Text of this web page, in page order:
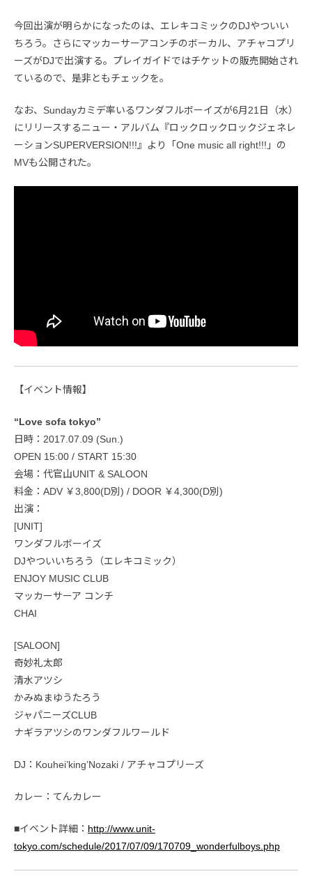
今回出演が明らかになったのは、エレキコミックのDJやついい
ちろう。さらにマッカーサーアコンチのボーカル、アチャコプリ
ーズがDJで出演する。プレイガイドではチケットの販売開始され
ているので、是非ともチェックを。
なお、Sundayカミデ率いるワンダフルボーイズが6月21日（水）
にリリースするニュー・アルバム『ロックロックロックジェネレ
ーションSUPERVERSION!!!』より「One music all right!!!」の
MVも公開された。
【イベント情報】
“Love sofa tokyo”
日時：2017.07.09 (Sun.)
OPEN 15:00 / START 15:30
会場：代官山UNIT & SALOON
料金：ADV ￥3,800(D別) / DOOR ￥4,300(D別)
出演：
[UNIT]
ワンダフルボーイズ
DJやついいちろう（エレキコミック）
ENJOY MUSIC CLUB
マッカーサーア コンチ
CHAI
[SALOON]
奇妙礼太郎
清水アツシ
かみぬまゆうたろう
ジャパニーズCLUB
ナギラアツシのワンダフルワールド
DJ：Kouhei’king’Nozaki / アチャコプリーズ
カレー：てんカレー
■イベント詳細： http://www.unit-
tokyo.com/schedule/2017/07/09/170709_wonderfulboys.php